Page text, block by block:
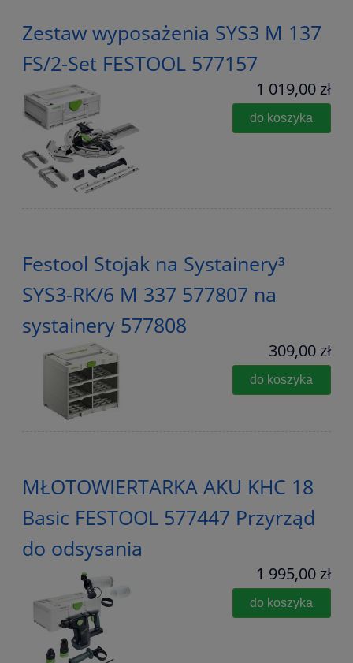
Zestaw wyposażenia SYS3 M 137
FS/2-Set FESTOOL 577157
1 019,00 zł
do koszyka
Festool Stojak na Systainery³
SYS3-RK/6 M 337 577807 na
systainery 577808
309,00 zł
do koszyka
MŁOTOWIERTARKA AKU KHC 18
Basic FESTOOL 577447 Przyrząd
do odsysania
1 995,00 zł
do koszyka